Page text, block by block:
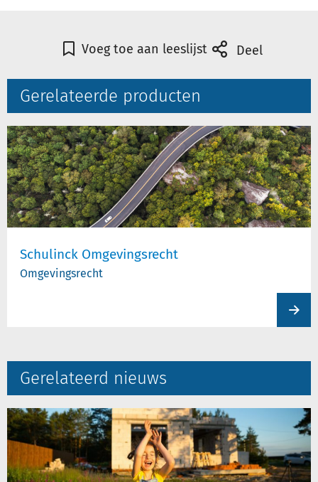
Voeg toe aan leeslijst Deel
Gerelateerde producten
Schulinck Omgevingsrecht
Omgevingsrecht
Gerelateerd nieuws